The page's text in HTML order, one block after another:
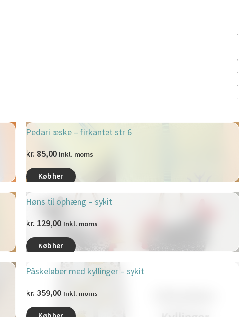
Pedari æske – firkantet str 6
kr. 85,00 Inkl. moms
Køb her
Høns til ophæng – sykit
kr. 129,00 Inkl. moms
Køb her
Påskeløber med kyllinger – sykit
kr. 359,00 Inkl. moms